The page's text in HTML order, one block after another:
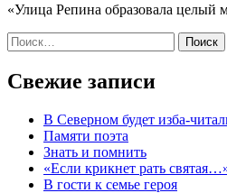
«Улица Репина образовала целый
Найти:
Свежие записи
В Северном будет изба-
Памяти поэта
Знать и помнить
«Если крикнет рать
В гости к семье героя